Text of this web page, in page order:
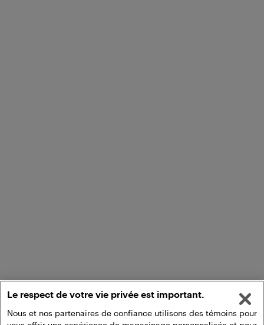
Le respect de votre vie privée est important.
Nous et nos partenaires de confiance utilisons des témoins pour